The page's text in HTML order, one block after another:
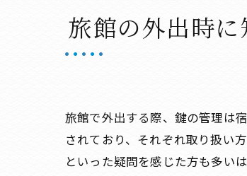
旅館の外出時
旅館で外出する際、鍵の管理は
されており、それぞれ取り扱い
といった疑問を感じた方も多い